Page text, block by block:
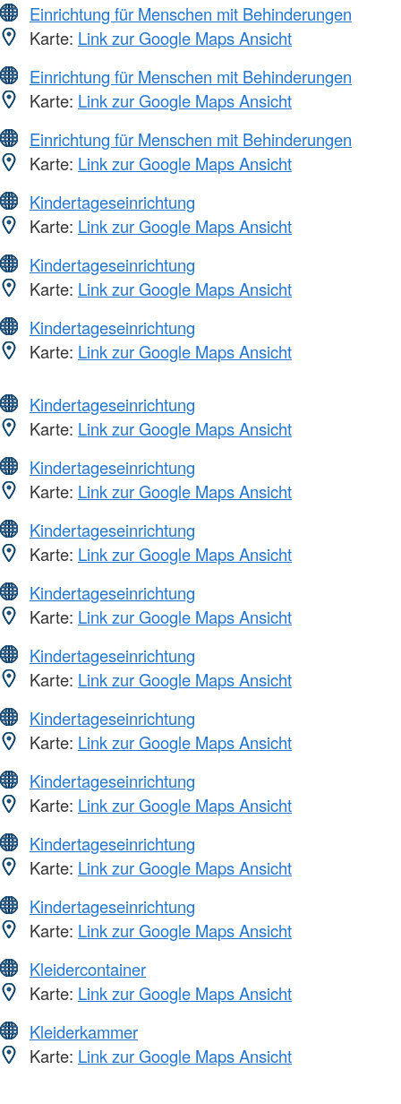
Einrichtung für Menschen mit Behinderungen
Karte: Link zur Google Maps Ansicht
Einrichtung für Menschen mit Behinderungen
Karte: Link zur Google Maps Ansicht
Einrichtung für Menschen mit Behinderungen
Karte: Link zur Google Maps Ansicht
Kindertageseinrichtung
Karte: Link zur Google Maps Ansicht
Kindertageseinrichtung
Karte: Link zur Google Maps Ansicht
Kindertageseinrichtung
Karte: Link zur Google Maps Ansicht
Kindertageseinrichtung
Karte: Link zur Google Maps Ansicht
Kindertageseinrichtung
Karte: Link zur Google Maps Ansicht
Kindertageseinrichtung
Karte: Link zur Google Maps Ansicht
Kindertageseinrichtung
Karte: Link zur Google Maps Ansicht
Kindertageseinrichtung
Karte: Link zur Google Maps Ansicht
Kindertageseinrichtung
Karte: Link zur Google Maps Ansicht
Kindertageseinrichtung
Karte: Link zur Google Maps Ansicht
Kindertageseinrichtung
Karte: Link zur Google Maps Ansicht
Kindertageseinrichtung
Karte: Link zur Google Maps Ansicht
Kleidercontainer
Karte: Link zur Google Maps Ansicht
Kleiderkammer
Karte: Link zur Google Maps Ansicht